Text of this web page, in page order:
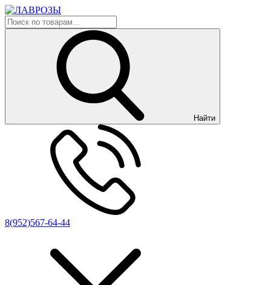
Найти
8(952)567-64-44